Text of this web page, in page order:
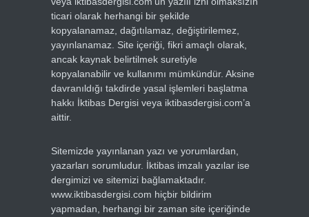
ticari olarak herhangi bir şekilde
kopyalanamaz, dağıtılamaz, değiştirilemez,
yayınlanamaz. Site içeriği, fikri amaçlı olarak,
ancak kaynak belirtilmek suretiyle
kopyalanabilir ve kullanımı mümkündür. Aksine
davranıldığı takdirde yasal işlemleri başlatma
hakkı İktibas Dergisi veya iktibasdergisi.com’a
aittir.
Sitemizde yayınlanan yazı ve yorumlardan,
yazarları sorumludur. İktibas imzalı yazılar ise
dergimizi ve sitemizi bağlamaktadır.
www.iktibasdergisi.com hiçbir bildirim
yapmadan, herhangi bir zaman site içeriğinde